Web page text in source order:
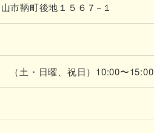
市鞆町後地１５６７−１
（土・日曜、祝日）10:00〜15:00